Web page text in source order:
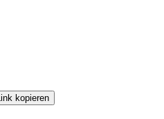
Link kopieren